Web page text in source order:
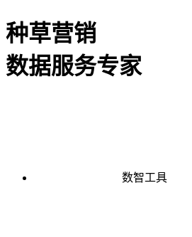
种草营销
数据服务专家
数智工具